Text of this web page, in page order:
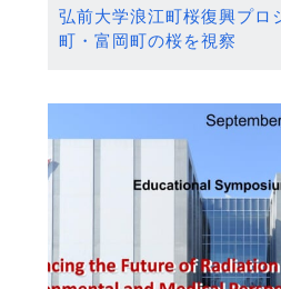
弘前大学浪江町桜復興プ
町・富岡町の桜を視察